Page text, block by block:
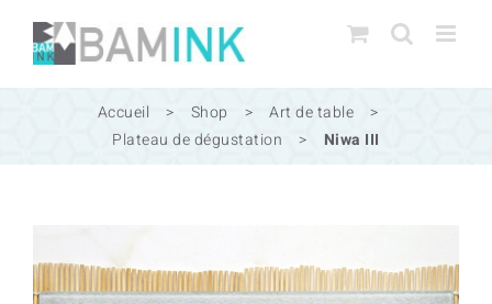
Passer
contenu
Accueil > Shop > Art de table
>
Plateau de dégustation
> Niwa III